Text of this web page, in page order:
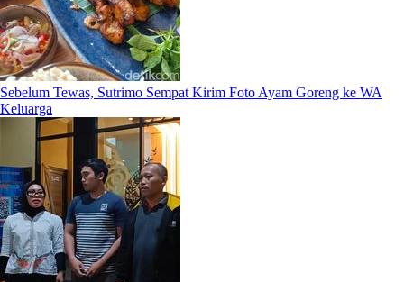
Sebelum Tewas, Sutrimo Sempat Kirim Foto Ayam Goreng ke WA
Keluarga